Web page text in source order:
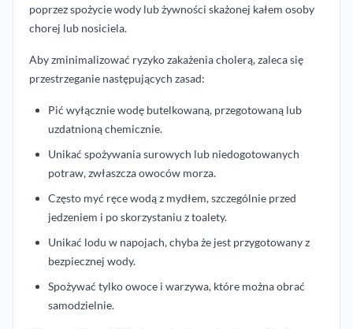
poprzez spożycie wody lub żywności skażonej kałem osoby
chorej lub nosiciela.
Aby zminimalizować ryzyko zakażenia cholerą, zaleca się
przestrzeganie następujących zasad:
Pić wyłącznie wodę butelkowaną, przegotowaną lub
uzdatnioną chemicznie.
Unikać spożywania surowych lub niedogotowanych
potraw, zwłaszcza owoców morza.
Często myć ręce wodą z mydłem, szczególnie przed
jedzeniem i po skorzystaniu z toalety.
Unikać lodu w napojach, chyba że jest przygotowany z
bezpiecznej wody.
Spożywać tylko owoce i warzywa, które można obrać
samodzielnie.